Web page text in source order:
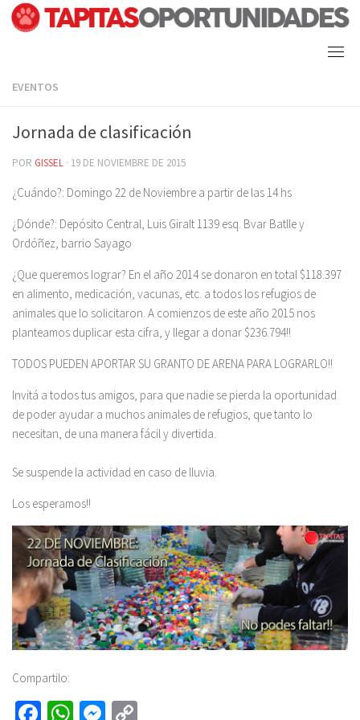
Skip
EVENTOS
Jornada de clasificación
POR GISSEL · 19 DE NOVIEMBRE DE 2015
¿Cuándo?: Domingo 22 de Noviembre a partir de las 14 hs
¿Dónde?: Depósito Central, Luis Giralt 1139 esq. Bvar Batlle y
Ordóñez, barrio Sayago
¿Que queremos lograr? En el año 2014 se donaron en total $118.397
en alimento, medicación, vacunas, etc. a todos los refugios de
animales que lo solicitaron. A comienzos de este año 2015 nos
planteamos duplicar esta cifra, y llegar a donar $236.794!!
TODOS PUEDEN APORTAR SU GRANTO DE ARENA PARA LOGRARLO!!
Invitá a todos tus amigos, para que nadie se pierda la oportunidad
de poder ayudar a muchos animales de refugios, que tanto lo
necesitan, de una manera fácil y divertida.
Se suspende la actividad en caso de lluvia.
Los esperamos!!
Compartilo:
Fa W M